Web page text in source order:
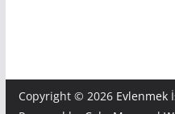
Copyright © 2026 Evlenmek